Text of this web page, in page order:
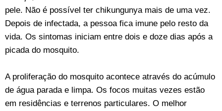
pele. Não é possível ter chikungunya mais de uma vez.
Depois de infectada, a pessoa fica imune pelo resto da
vida. Os sintomas iniciam entre dois e doze dias após a
picada do mosquito.
A proliferação do mosquito acontece através do acúmulo
de água parada e limpa. Os focos muitas vezes estão
em residências e terrenos particulares. O melhor